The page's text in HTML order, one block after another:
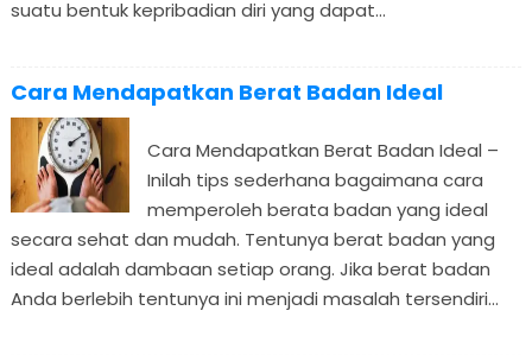
suatu bentuk kepribadian diri yang dapat...
Cara Mendapatkan Berat Badan Ideal
Cara Mendapatkan Berat Badan Ideal –
Inilah tips sederhana bagaimana cara
memperoleh berata badan yang ideal
secara sehat dan mudah. Tentunya berat badan yang
ideal adalah dambaan setiap orang. Jika berat badan
Anda berlebih tentunya ini menjadi masalah tersendiri...